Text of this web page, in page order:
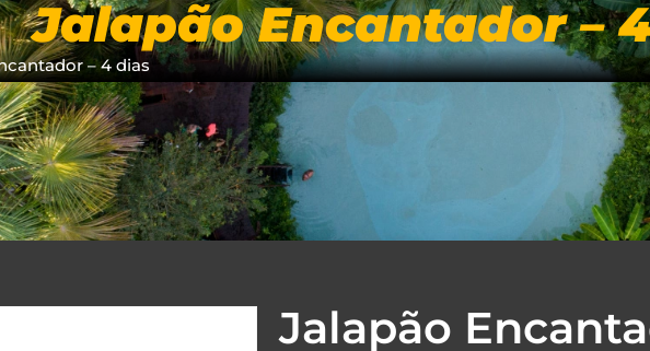
COMPRAR ONLINE INÍCIO ROTEIROS
Jalapão Encantador –
– 4 dias
Jalapão